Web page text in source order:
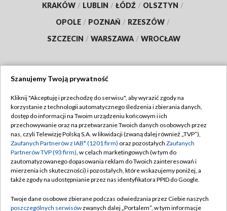
KRAKÓW / LUBLIN / ŁÓDŹ / OLSZTYN /
OPOLE / POZNAŃ / RZESZÓW /
SZCZECIN / WARSZAWA / WROCŁAW
TVP
Abonament TVP
Emisja w TVP
Centrum informacji TVP
Naziemna Telewizja Cyfrowa
Rada Programowa
Regulamin TVP
Polityka prywatności
Moje zgody
Pomoc
Kontakt
Szanujemy Twoją prywatność
Kliknij "Akceptuję i przechodzę do serwisu", aby wyrazić zgody na
korzystanie z technologii automatycznego śledzenia i zbierania danych,
dostęp do informacji na Twoim urządzeniu końcowym i ich
przechowywanie oraz na przetwarzanie Twoich danych osobowych przez
nas, czyli Telewizję Polską S.A. w likwidacji (zwaną dalej również „TVP”),
Zaufanych Partnerów z IAB* (1201 firm) oraz pozostałych Zaufanych
Partnerów TVP (93 firm), w celach marketingowych (w tym do
zautomatyzowanego dopasowania reklam do Twoich zainteresowań i
mierzenia ich skuteczności) i pozostałych, które wskazujemy poniżej, a
także zgody na udostępnianie przez nas identyfikatora PPID do Google.
Twoje dane osobowe zbierane podczas odwiedzania przez Ciebie naszych
poszczególnych serwisówzwanych dalej „Portalem”, w tym informacje